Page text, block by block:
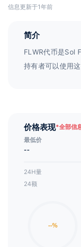
信息更新于1年前
简介
FLWR代币是Sol
持有者可以使用
的初始供应量为
推出时，FLWR
将由LP设置。随
价格表现*全部信
最低价
--
24H量
24额